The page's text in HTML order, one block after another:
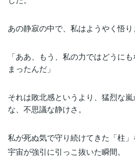
あの静寂の中で、私はようやく悟り
「ああ、もう、私の力ではどうに
まったんだ」
それは敗北感というより、猛烈な
な、不思議な静けさ。
私が死ぬ気で守り続けてきた「柱」
宇宙が強引に引っこ抜いた瞬間。